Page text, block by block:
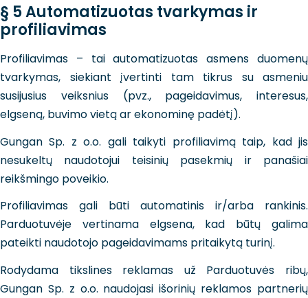
§ 5 Automatizuotas tvarkymas ir
profiliavimas
Profiliavimas – tai automatizuotas asmens duomenų
tvarkymas, siekiant įvertinti tam tikrus su asmeniu
susijusius veiksnius (pvz., pageidavimus, interesus,
elgseną, buvimo vietą ar ekonominę padėtį).
Gungan Sp. z o.o. gali taikyti profiliavimą taip, kad jis
nesukeltų naudotojui teisinių pasekmių ir panašiai
reikšmingo poveikio.
Profiliavimas gali būti automatinis ir/arba rankinis.
Parduotuvėje vertinama elgsena, kad būtų galima
pateikti naudotojo pageidavimams pritaikytą turinį.
Rodydama tikslines reklamas už Parduotuvės ribų,
Gungan Sp. z o.o. naudojasi išorinių reklamos partnerių